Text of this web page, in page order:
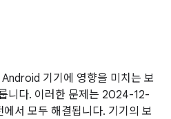
기기에 영향을 미치는 보
니다. 이러한 문제는 2024-12-
서 모두 해결됩니다. 기기의 보